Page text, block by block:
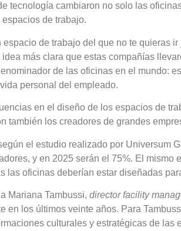
tecnología cambiaron no solo las
de trabajo.
espacio de trabajo del que no te quieras ir
más clara que estas compañías
de las oficinas en el mundo:
personal del empleado.
en el diseño de los espacios de
también los creadores de grandes
el estudio realizado por Universum
y en 2025 serán el 75%. El mismo
las oficinas deberían estar diseñadas
Mariana Tambussi, director facility
en los últimos veinte años. Para
culturales y estratégicas de las